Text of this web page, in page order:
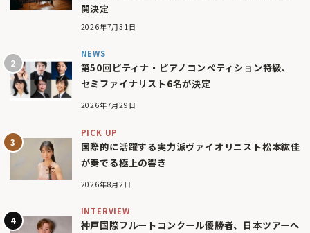
開決定
2026年7月31日
NEWS
第50回ピティナ・ピアノコンペティション特級、
セミファイナリスト6名が決定
2026年7月29日
PICK UP
国際的に活躍する実力派ヴァイオリニスト松本紘佳
が奏でる極上の響き
2026年8月2日
INTERVIEW
神戸国際フルートコンクール優勝者、日本ツアーへ